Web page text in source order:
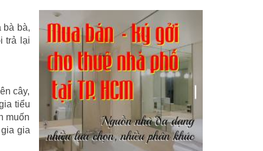
bà bà,
trả lại
cây,
tiểu
muốn
gia
Kinh tế(1)
Kỹ năng(18)
Liên Thành quyết(13)
LỘC ĐỈNH KÝ (52)
Nước ngoài(5)